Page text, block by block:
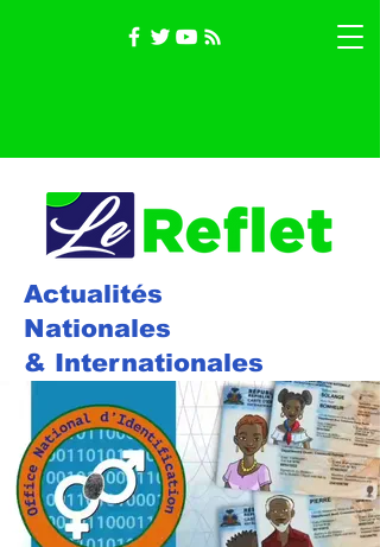
Actualités
Nationales
& Internationales